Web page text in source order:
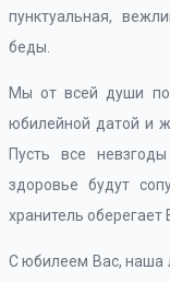
пунктуальная,
беды.
Мы от всей души
юбилейной датой и
Пусть все
здоровье будут
хранитель
С юбилеем Вас, наша